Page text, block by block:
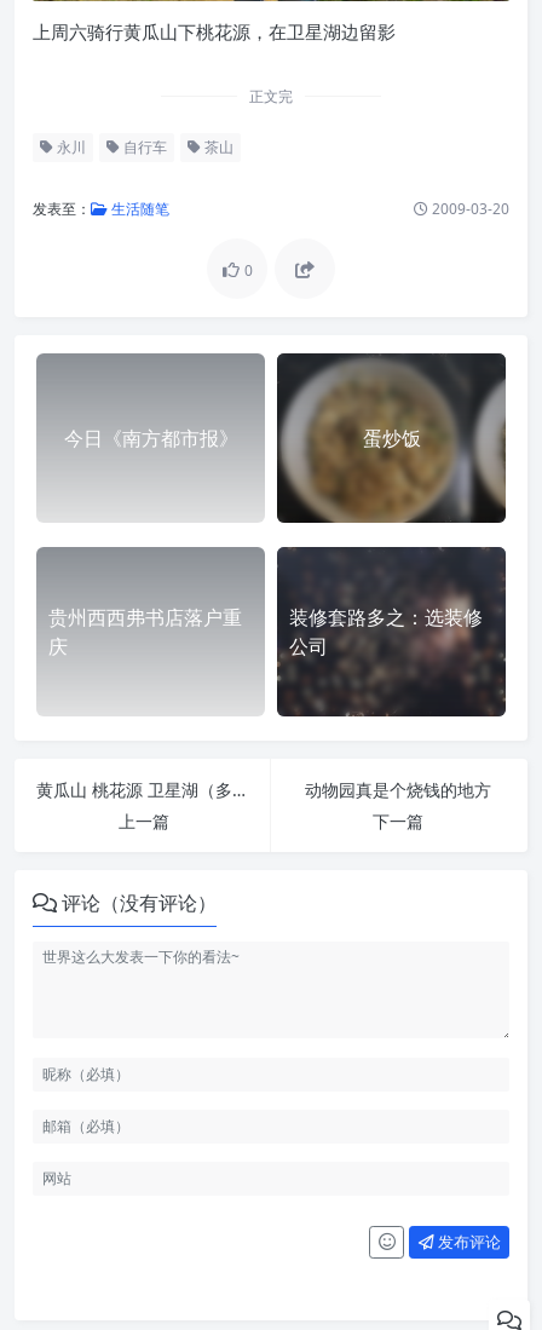
上周六骑行黄瓜山下桃花源，在卫星湖边留影
正文完
永川 自行车 茶山
发表至： 生活随笔 2009-03-20
0
今日《南方都市报》 蛋炒饭
贵州西西弗书店落户重
庆
装修套路多之：选装修
公司
黄瓜山 桃花源 卫星湖（多图杀猫）
上一篇
动物园真是个烧钱的地方
下一篇
评论（没有评论）
发布评论